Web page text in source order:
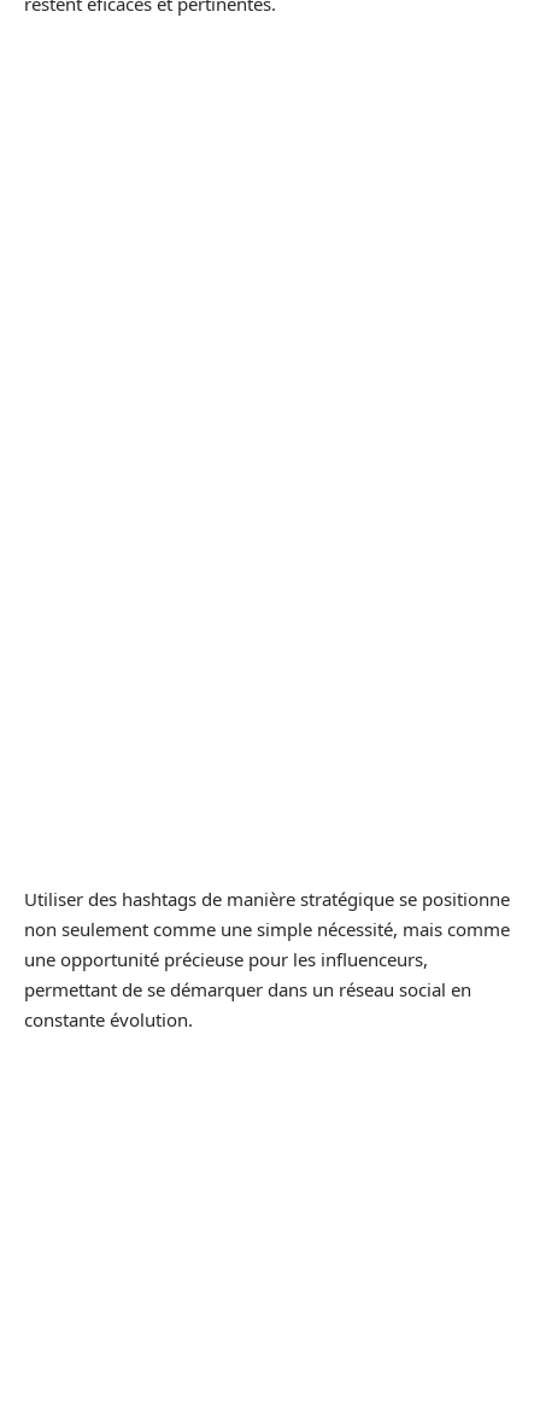
Utiliser des hashtags de manière stratégique se positionne
non seulement comme une simple nécessité, mais comme
une opportunité précieuse pour les influenceurs,
permettant de se démarquer dans un réseau social en
constante évolution.